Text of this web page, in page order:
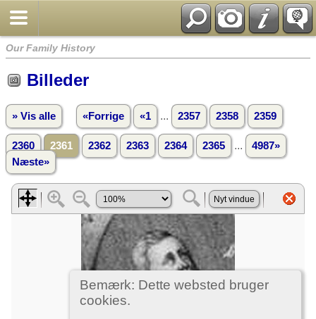
Our Family History
Billeder
» Vis alle «Forrige «1 ... 2357 2358 2359
2360 2361 2362 2363 2364 2365 ...
4987»
Næste»